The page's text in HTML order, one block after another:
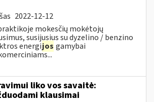
2022-12-12
mokesčių mokėtojų
susijusius su dyzelino / benzino
energijos gamybai
liko vos savaitė:
klausimai